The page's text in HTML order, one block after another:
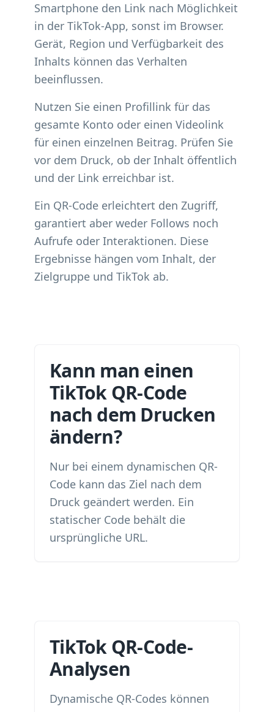
Smartphone den Link nach Möglichkeit
in der TikTok-App, sonst im Browser.
Gerät, Region und Verfügbarkeit des
Inhalts können das Verhalten
beeinflussen.
Nutzen Sie einen Profillink für das
gesamte Konto oder einen Videolink
für einen einzelnen Beitrag. Prüfen Sie
vor dem Druck, ob der Inhalt öffentlich
und der Link erreichbar ist.
Ein QR-Code erleichtert den Zugriff,
garantiert aber weder Follows noch
Aufrufe oder Interaktionen. Diese
Ergebnisse hängen vom Inhalt, der
Zielgruppe und TikTok ab.
Kann man einen
TikTok QR-Code
nach dem Drucken
ändern?
Nur bei einem dynamischen QR-
Code kann das Ziel nach dem
Druck geändert werden. Ein
statischer Code behält die
ursprüngliche URL.
TikTok QR-Code-
Analysen
Dynamische QR-Codes können